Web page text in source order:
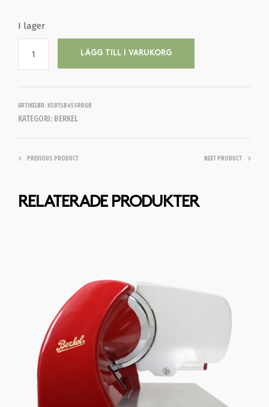
I lager
LÄGG TILL I VARUKORG
ARTIKELNR: KSB1SB45SRRGB
KATEGORI: BERKEL
PREVIOUS PRODUCT NEXT PRODUCT
RELATERADE PRODUKTER